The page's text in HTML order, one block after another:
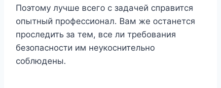
Поэтому лучше всего с задачей справится
опытный профессионал. Вам же останется
проследить за тем, все ли требования
безопасности им неукоснительно
соблюдены.